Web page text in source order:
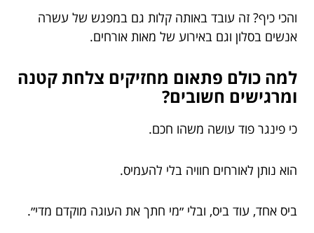
והכי כיף? זה עובד באותה קלות גם במפגש של עשרה
אנשים בסלון וגם באירוע של מאות אורחים.
למה כולם פתאום מחזיקים צלחת קטנה
ומרגישים חשובים?
כי פינגר פוד עושה משהו חכם.
הוא נותן לאורחים חוויה בלי להעמיס.
ביס אחד, עוד ביס, ובלי ״מי חתך את העוגה מוקדם מדי״.